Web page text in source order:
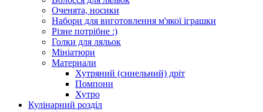
Оченята, носики
Набори для виготовлення м'якої іграшки
Різне потрібне :)
Голки для ляльок
Мініатюри
Материали
Хутряний (синельний) дріт
Помпони
Хутро
Кулінарний розділ